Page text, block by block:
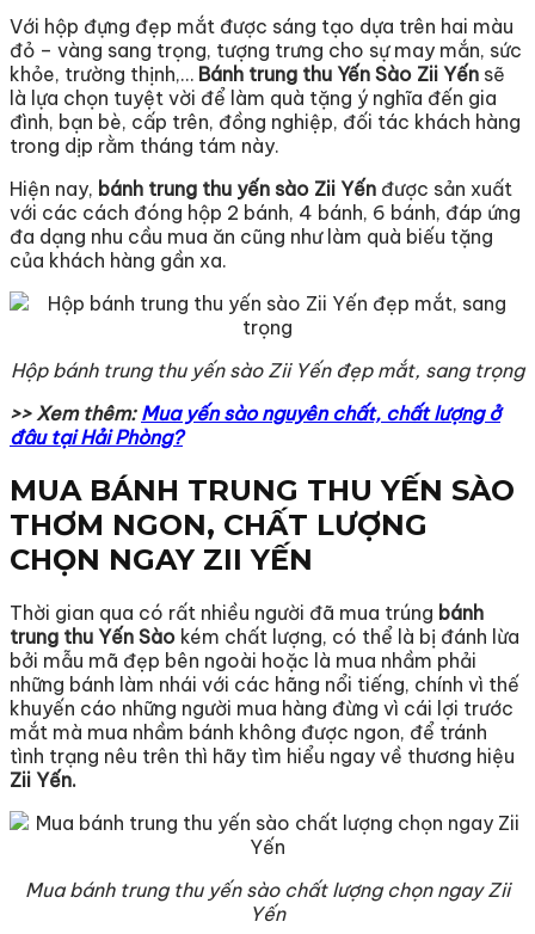
Với hộp đựng đẹp mắt được sáng tạo dựa trên hai màu
đỏ – vàng sang trọng, tượng trưng cho sự may mắn, sức
khỏe, trường thịnh,… Bánh trung thu Yến Sào Zii Yến sẽ
là lựa chọn tuyệt vời để làm quà tặng ý nghĩa đến gia
đình, bạn bè, cấp trên, đồng nghiệp, đối tác khách hàng
trong dịp rằm tháng tám này.
Hiện nay, bánh trung thu yến sào Zii Yến được sản xuất
với các cách đóng hộp 2 bánh, 4 bánh, 6 bánh, đáp ứng
đa dạng nhu cầu mua ăn cũng như làm quà biếu tặng
của khách hàng gần xa.
Hộp bánh trung thu yến sào Zii Yến đẹp mắt, sang trọng
>> Xem thêm: Mua yến sào nguyên chất, chất lượng ở
đâu tại Hải Phòng?
MUA BÁNH TRUNG THU YẾN SÀO
THƠM NGON, CHẤT LƯỢNG
CHỌN NGAY ZII YẾN
Thời gian qua có rất nhiều người đã mua trúng bánh
trung thu Yến Sào kém chất lượng, có thể là bị đánh lừa
bởi mẫu mã đẹp bên ngoài hoặc là mua nhầm phải
những bánh làm nhái với các hãng nổi tiếng, chính vì thế
khuyến cáo những người mua hàng đừng vì cái lợi trước
mắt mà mua nhầm bánh không được ngon, để tránh
tình trạng nêu trên thì hãy tìm hiểu ngay về thương hiệu
Zii Yến.
Mua bánh trung thu yến sào chất lượng chọn ngay Zii
Yến